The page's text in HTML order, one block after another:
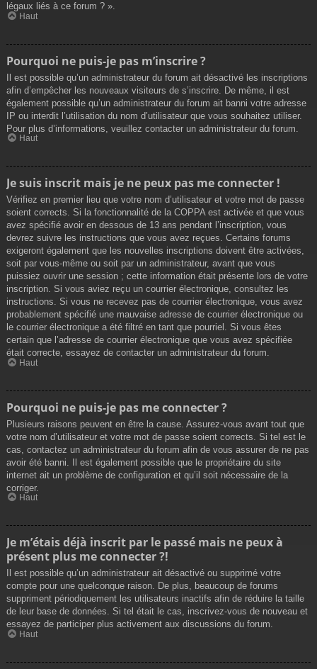
légaux liés à ce forum ? ».
Haut
Pourquoi ne puis-je pas m’inscrire ?
Il est possible qu’un administrateur du forum ait désactivé les inscriptions
afin d’empêcher les nouveaux visiteurs de s’inscrire. De même, il est
également possible qu’un administrateur du forum ait banni votre adresse
IP ou interdit l’utilisation du nom d’utilisateur que vous souhaitez utiliser.
Pour plus d’informations, veuillez contacter un administrateur du forum.
Haut
Je suis inscrit mais je ne peux pas me connecter !
Vérifiez en premier lieu que votre nom d’utilisateur et votre mot de passe
soient corrects. Si la fonctionnalité de la COPPA est activée et que vous
avez spécifié avoir en dessous de 13 ans pendant l’inscription, vous
devrez suivre les instructions que vous avez reçues. Certains forums
exigeront également que les nouvelles inscriptions doivent être activées,
soit par vous-même ou soit par un administrateur, avant que vous
puissiez ouvrir une session ; cette information était présente lors de votre
inscription. Si vous aviez reçu un courrier électronique, consultez les
instructions. Si vous ne recevez pas de courrier électronique, vous avez
probablement spécifié une mauvaise adresse de courrier électronique ou
le courrier électronique a été filtré en tant que pourriel. Si vous êtes
certain que l’adresse de courrier électronique que vous avez spécifiée
était correcte, essayez de contacter un administrateur du forum.
Haut
Pourquoi ne puis-je pas me connecter ?
Plusieurs raisons peuvent en être la cause. Assurez-vous avant tout que
votre nom d’utilisateur et votre mot de passe soient corrects. Si tel est le
cas, contactez un administrateur du forum afin de vous assurer de ne pas
avoir été banni. Il est également possible que le propriétaire du site
internet ait un problème de configuration et qu’il soit nécessaire de la
corriger.
Haut
Je m’étais déjà inscrit par le passé mais ne peux à
présent plus me connecter ?!
Il est possible qu’un administrateur ait désactivé ou supprimé votre
compte pour une quelconque raison. De plus, beaucoup de forums
suppriment périodiquement les utilisateurs inactifs afin de réduire la taille
de leur base de données. Si tel était le cas, inscrivez-vous de nouveau et
essayez de participer plus activement aux discussions du forum.
Haut